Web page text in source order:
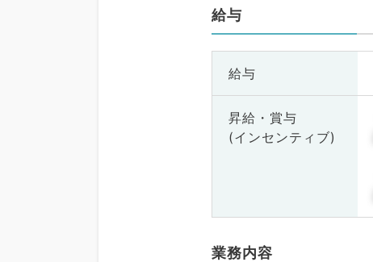
給与
給与
昇給・賞与
(インセンティブ)
業務内容